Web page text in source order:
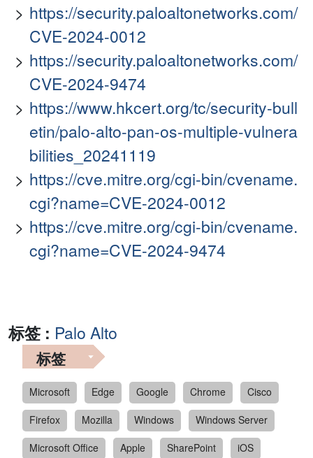
https://security.paloaltonetworks.com/
CVE-2024-0012
https://security.paloaltonetworks.com/
CVE-2024-9474
https://www.hkcert.org/tc/security-bull
etin/palo-alto-pan-os-multiple-vulnera
bilities_20241119
https://cve.mitre.org/cgi-bin/cvename.
cgi?name=CVE-2024-0012
https://cve.mitre.org/cgi-bin/cvename.
cgi?name=CVE-2024-9474
标签 : Palo Alto
标签
Microsoft Edge Google Chrome
Cisco
Firefox
Mozilla Windows
Windows Server
Microsoft Office
Apple SharePoint
iOS